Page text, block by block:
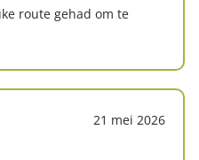
route gehad om te
21 mei 2026